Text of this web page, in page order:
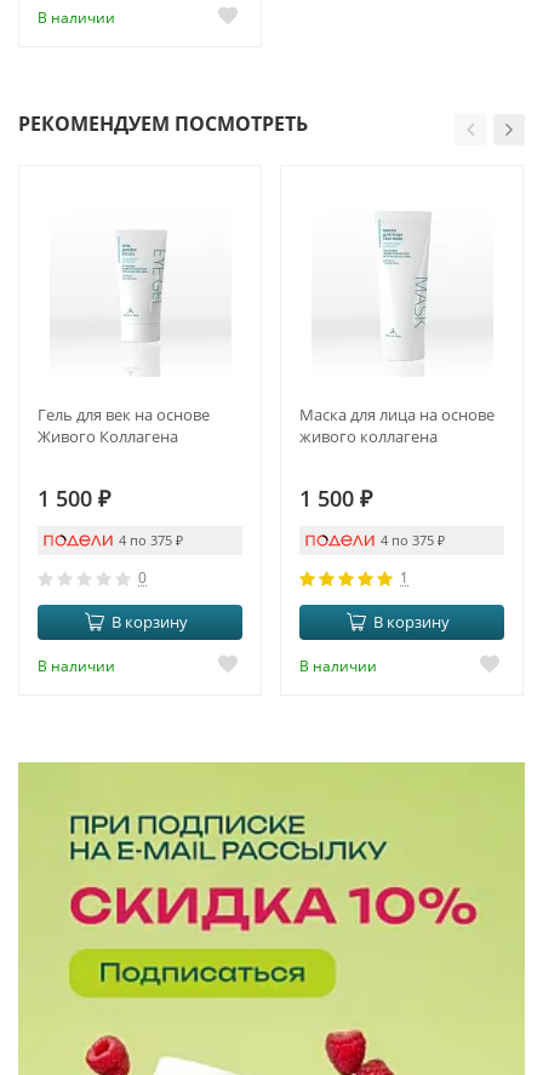
В наличии
РЕКОМЕНДУЕМ ПОСМОТРЕТЬ
Гель для век на основе
Живого Коллагена
1 500 ₽
4 по 375 ₽
0
В корзину
В наличии
Маска для лица на основе
живого коллагена
1 500 ₽
4 по 375 ₽
1
В корзину
В наличии